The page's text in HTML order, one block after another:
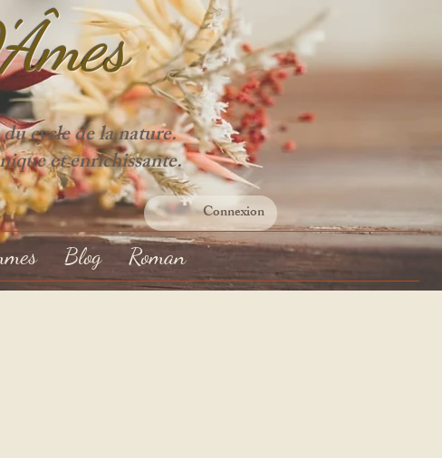
s
cycle de la nature.
et enrichissante.
Connexion
Blog Roman